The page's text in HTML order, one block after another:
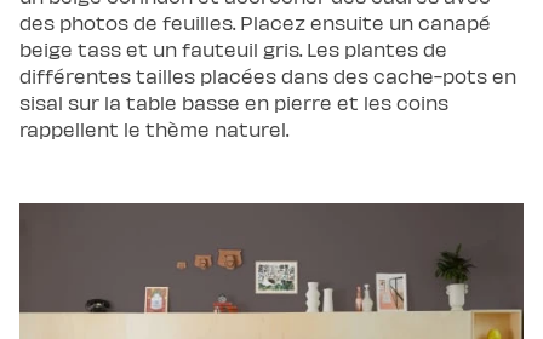
des photos de feuilles. Placez ensuite un canapé
beige tass et un fauteuil gris. Les plantes de
différentes tailles placées dans des cache-pots en
sisal sur la table basse en pierre et les coins
rappellent le thème naturel.